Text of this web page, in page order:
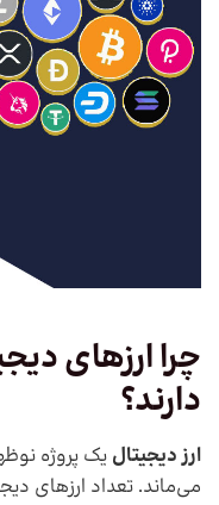
چرا ارزهای
دارند؟
ارز دیجیتال یک پروژه
می‌ماند. تعداد ارزهای